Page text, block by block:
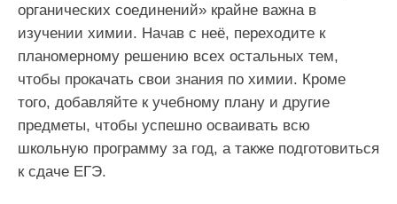
органических соединений» крайне важна в
изучении химии. Начав с неё, переходите к
планомерному решению всех остальных тем,
чтобы прокачать свои знания по химии. Кроме
того, добавляйте к учебному плану и другие
предметы, чтобы успешно осваивать всю
школьную программу за год, а также подготовиться
к сдаче ЕГЭ.